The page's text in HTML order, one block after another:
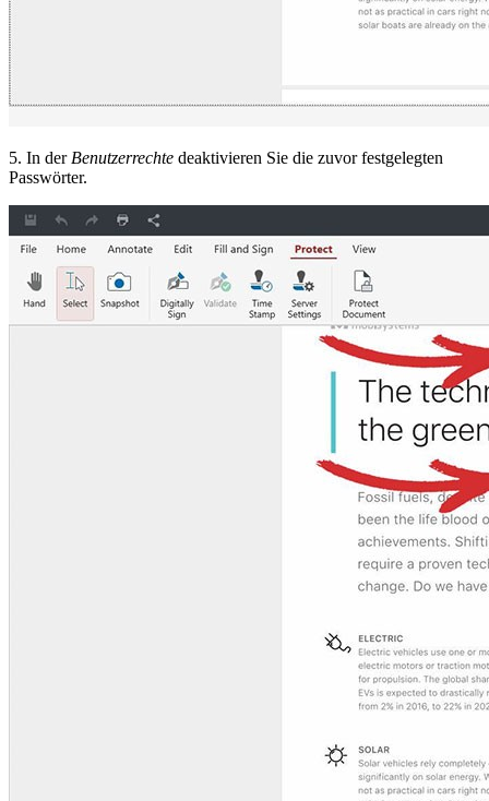
5. In der Benutzerrechte deaktivieren Sie die zuvor festgelegten
Passwörter.